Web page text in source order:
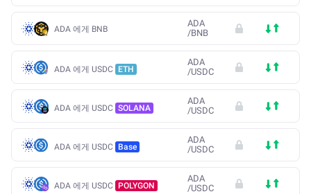
ADA 에게 BNB
ADA
/BNB
ADA 에게 USDC ETH
ADA
/USDC
ADA 에게 USDC SOLANA
ADA
/USDC
ADA 에게 USDC Base
ADA
/USDC
ADA 에게 USDC POLYGON
ADA
/USDC